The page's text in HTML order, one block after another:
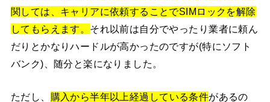
関しては、キャリアに依頼することでSIMロックを解除
してもらえます。 それ以前は自分でやったり業者に頼ん
だりとかなりハードルが高かったのですが(特にソフト
バンク)、随分と楽になりました。
ただし、 購入から半年以上経過している条件があるの